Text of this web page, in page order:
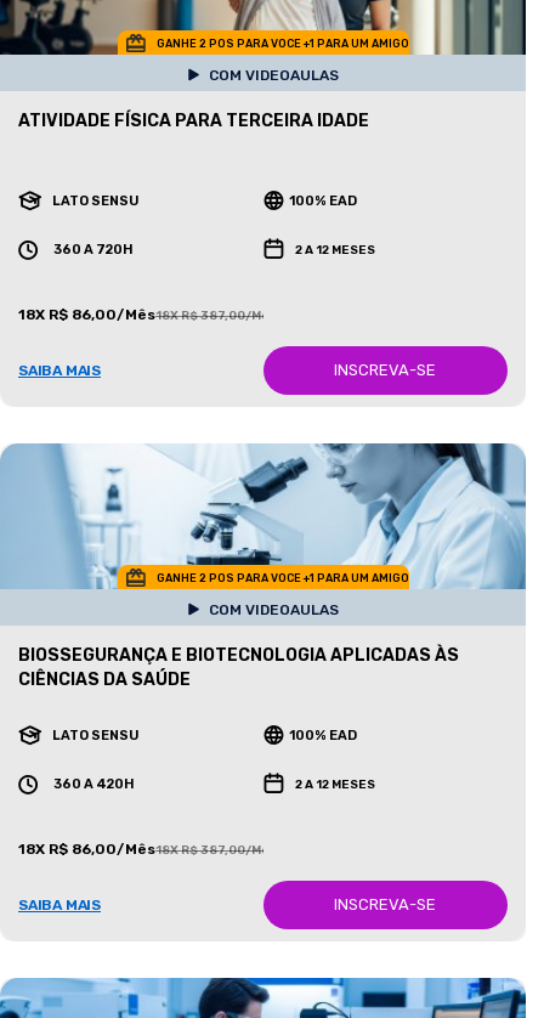
GANHE 2 POS PARA VOCE +1 PARA UM AMIGO
COM VIDEOAULAS
ATIVIDADE FÍSICA PARA TERCEIRA IDADE
LATO SENSU 100% EAD
360 A 720H 2 A 12 MESES
18X R$ 86,00/Mês18X R$ 387,00/Mês
SAIBA MAIS INSCREVA-SE
GANHE 2 POS PARA VOCE +1 PARA UM AMIGO
COM VIDEOAULAS
BIOSSEGURANÇA E BIOTECNOLOGIA APLICADAS ÀS
CIÊNCIAS DA SAÚDE
LATO SENSU 100% EAD
360 A 420H 2 A 12 MESES
18X R$ 86,00/Mês18X R$ 387,00/Mês
SAIBA MAIS INSCREVA-SE